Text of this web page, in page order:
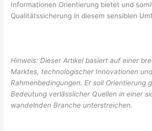
Informationen Orientierung bietet und
Qualitätssicherung in diesem sensiblen
Hinweis: Dieser Artikel basiert auf einer
Marktes, technologischer Innovationen
Rahmenbedingungen. Er soll Orientierung
Bedeutung verlässlicher Quellen in einer
wandelnden Branche unterstreichen.